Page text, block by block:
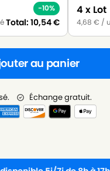
-10%
Total: 10,54€
4 x Lot
4,68 € /
au panier
Échange gratuit.